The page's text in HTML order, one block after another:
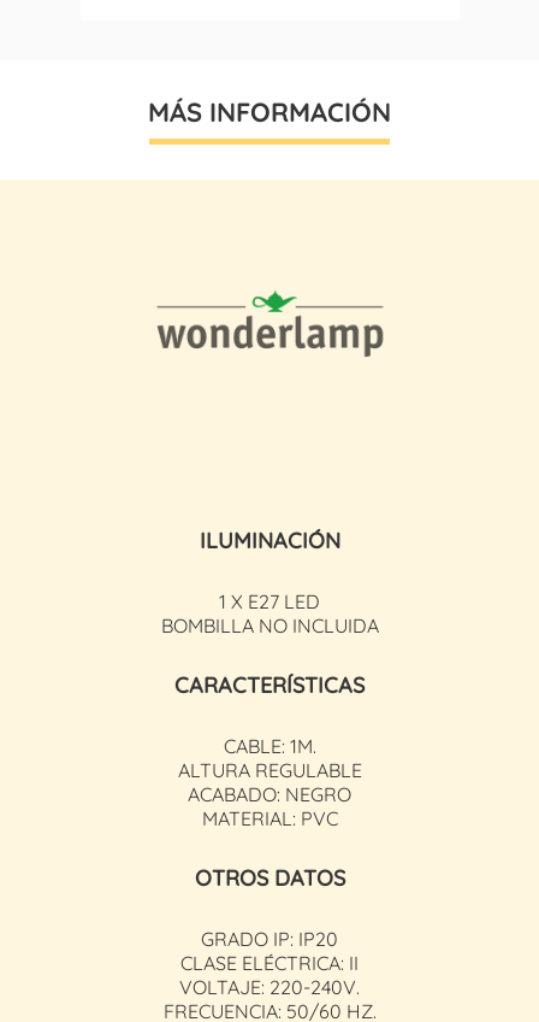
MÁS INFORMACIÓN
ILUMINACIÓN
1 X E27 LED
BOMBILLA NO INCLUIDA
CARACTERÍSTICAS
CABLE: 1M.
ALTURA REGULABLE
ACABADO: NEGRO
MATERIAL: PVC
OTROS DATOS
GRADO IP: IP20
CLASE ELÉCTRICA: II
VOLTAJE: 220-240V.
FRECUENCIA: 50/60 HZ.